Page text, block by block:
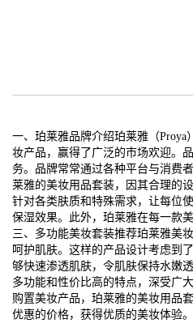
一、珀莱雅品牌介绍珀莱雅（
妆产品，赢得了广泛的市场欢迎。
务。品牌常常通过各种平台与消费
莱雅的美妆用品套装，因其合理的
针对各类肤质和特殊需求，让每位
保湿效果。此外，珀莱雅在每一款
三、多功能美妆套装推荐珀莱雅美
呵护肌肤。这样的产品设计考虑到
够快速渗透肌肤，令肌肤保持水嫩
多功能和性价比高的特点，深受广
购置美妆产品，珀莱雅的美妆用品
优惠的价格，获得优质的美妆体验。